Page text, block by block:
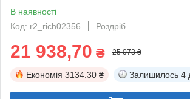
В наявності
Код: r2_rich02356
Роздріб
21 938,70 ₴ 25 073 ₴
Економія 3134.30 ₴ Залишилось 4